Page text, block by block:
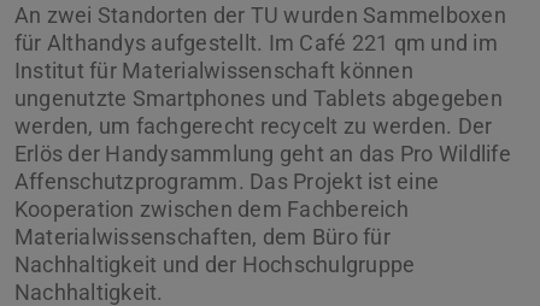
An zwei Standorten der TU wurden Sammelboxen
für Althandys aufgestellt. Im Café 221 qm und im
Institut für Materialwissenschaft können
ungenutzte Smartphones und Tablets abgegeben
werden, um fachgerecht recycelt zu werden. Der
Erlös der Handysammlung geht an das Pro Wildlife
Affenschutzprogramm. Das Projekt ist eine
Kooperation zwischen dem Fachbereich
Materialwissenschaften, dem Büro für
Nachhaltigkeit und der Hochschulgruppe
Nachhaltigkeit.